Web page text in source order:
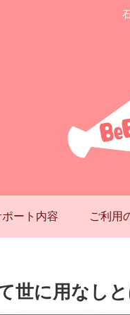
ポート内容 ご利用
世に用なし